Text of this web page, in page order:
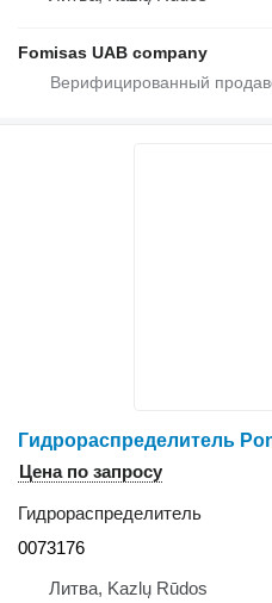
Fomisas UAB company
Цена по запросу
Гидрораспределитель
0073176
Литва, Kazlų Rūdos